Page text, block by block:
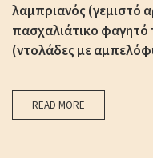
λαμπριανός (γεμιστό
πασχαλιάτικο φαγητό
(ντολάδες με
READ MORE